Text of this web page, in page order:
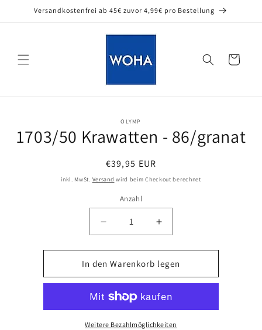
Versandkostenfrei ab 45€ zuvor 4,99€ pro Bestellung
Warenkorb
OLYMP
1703/50 Krawatten - 86/granat
Normaler
Preis
€39,95 EUR
inkl. MwSt. Versand wird beim Checkout berechnet
Anzahl
Verringere
die
Menge
für
1703/50
Krawatten
-
86/granat
Erhöhe
die
Menge
für
1703/50
-
86/granat
In den Warenkorb legen
Weitere Bezahlmöglichkeiten